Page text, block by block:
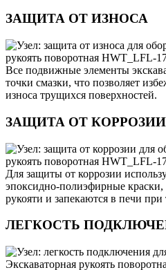
ЗАЩИТА ОТ ИЗНОСА
Все подвижные элементы
точки смазки, что позволяет
износа трущихся поверхностей.
ЗАЩИТА ОТ КОРРОЗИИ
Для защиты от коррозии
эпоксидно-полиэфирные краски,
рукояти и запекаются в печи при
ЛЕГКОСТЬ